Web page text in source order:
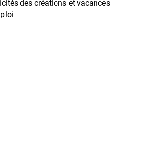
des créations et vacances